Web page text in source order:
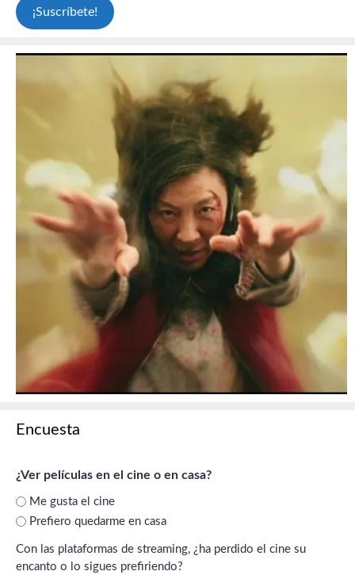
Encuesta
¿Ver películas en el cine o en casa?
Me gusta el cine
Prefiero quedarme en casa
Con las plataformas de streaming, ¿ha perdido el cine su
encanto o lo sigues prefiriendo?